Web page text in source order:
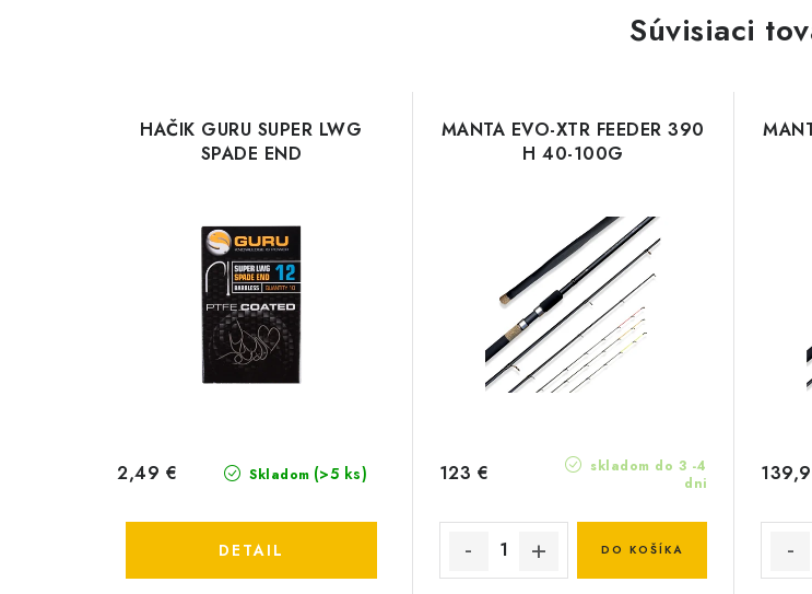
Súvisiaci
HAČIK GURU SUPER LWG
SPADE END
Skladom (>5 ks)
2,49 €
DETAIL
MANTA EVO-XTR FEEDER 390
H 40-100G
skladom do 3 -4
dni
123 €
DO KOŠÍKA